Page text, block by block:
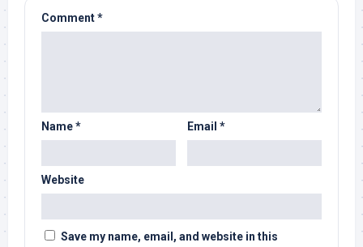
Comment*
Name* Email *
Website
Save my name, email, and website in this